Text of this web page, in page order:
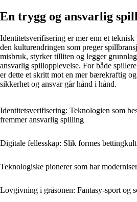
En trygg og ansvarlig
Identitetsverifisering er mer enn et
den kulturendringen som preger
misbruk, styrker tilliten og legger
ansvarlig spillopplevelse. For både
er dette et skritt mot en mer bærekraftig
sikkerhet og ansvar går hånd i hånd.
Identitetsverifisering: Teknologien som
fremmer ansvarlig spilling
Digitale fellesskap: Slik formes
Teknologiske pionerer som har
Lovgivning i gråsonen: Fantasy-sport og